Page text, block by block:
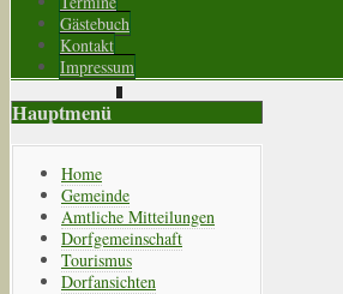
Gästebuch
Kontakt
Impressum
Hauptmenü
Home
Gemeinde
Amtliche Mitteilungen
Dorfgemeinschaft
Tourismus
Dorfansichten